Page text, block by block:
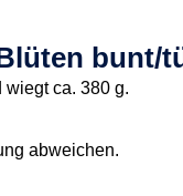
bunt/
wiegt ca. 380 g.
abweichen.